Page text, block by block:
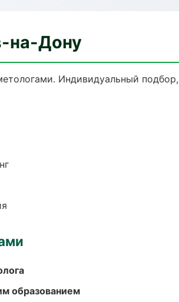
на-Дону
Индивидуальный
образованием